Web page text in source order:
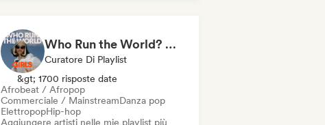
Who Run the World? Girls! 🔥 Female Empowerment Pop & Girl-Power Anthems
Curatore Di Playlist
&gt; 1700 risposte date
Afrobeat / Afropop
Commerciale / MainstreamDanza pop
ElettropopHip-hop
Aggiungere artisti nelle mie playlist più